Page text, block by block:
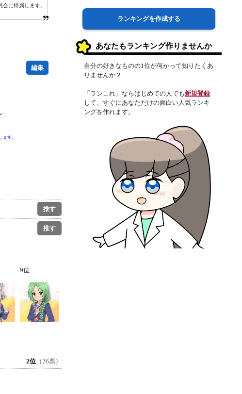
会に帰属します。
編集
ます。
9位
2位 （26票）
ランキングを作成する
あなたもランキング作りませんか
自分の好きなものの1位が何かって知りたくあ
りませんか？
「ランこれ」ならはじめての人でも新規登録
して、すぐにあなただけの面白い人気ランキ
ングを作れます。